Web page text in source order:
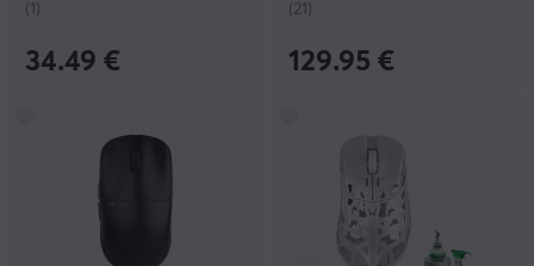
(1)
34.49 €
(21)
129.95 €